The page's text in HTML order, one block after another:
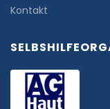
Kontakt